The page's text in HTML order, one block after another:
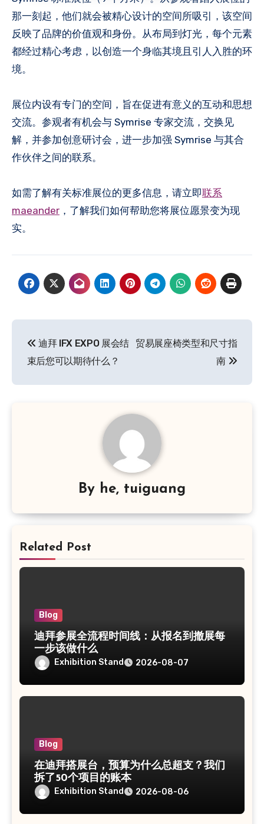
那一刻起，他们就会被精心设计的空间所吸引，该空间
反映了品牌的价值观和身份。从布局到灯光，每个元素
都经过精心考虑，以创造一个身临其境且引人入胜的环
境。
展位内设有专门的空间，旨在促进有意义的互动和思想
交流。参观者有机会与 Symrise 专家交流，交换见
解，并参加创意研讨会，进一步加强 Symrise 与其合
作伙伴之间的联系。
如需了解有关标准展位的更多信息，请立即联系
maeander ，了解我们如何帮助您将展位愿景变为现
实。
章
导
迪拜 IFX EXPO 展会结
束后您可以期待什么？
贸易展座椅类型和尺寸指
南
By he, tuiguang
Related Post
Blog
迪拜参展全流程时间线：从报名到撤展每
一步该做什么
Exhibition Stand 2026-08-07
Blog
在迪拜搭展台，预算为什么总超支？我们
拆了50个项目的账本
Exhibition Stand 2026-08-06